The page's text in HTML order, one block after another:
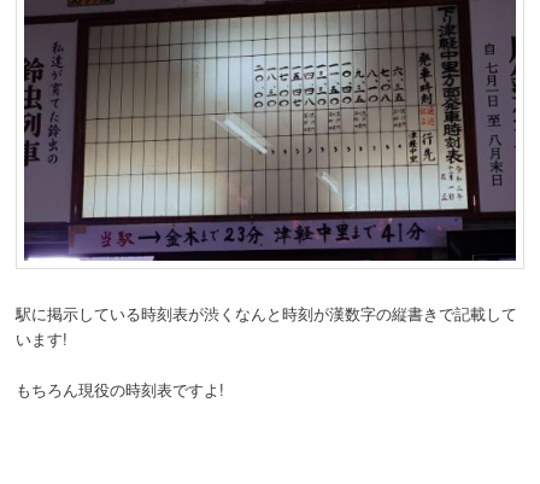
駅に掲示している時刻表が渋くなんと時刻が漢数字の縦書きで記載して
います!
もちろん現役の時刻表ですよ!